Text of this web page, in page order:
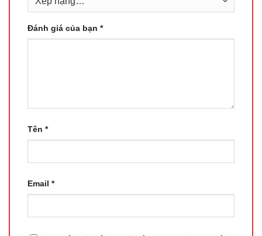
Đánh giá của bạn *
Tên *
Email *